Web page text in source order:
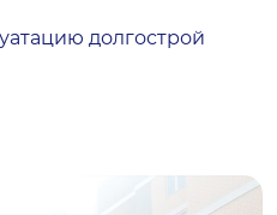
долгострой